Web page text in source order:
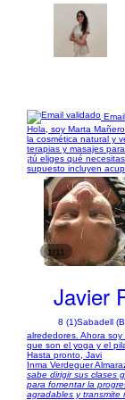
Hola, soy Marta
la cosmética natural y
terapias y masajes
¡tú eliges qué
supuesto incluyen
1/11
Javier
8 (1)Sabadell
alrededores. Ahora
que son el yoga y el
Hasta pronto, Javi
Inma Verdeguer
sabe dirigir sus clases
para fomentar la
agradables y transmite